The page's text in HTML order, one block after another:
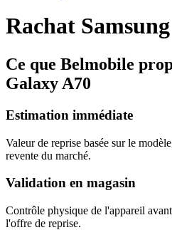
Rachat
Ce que Belmobile
Galaxy A70
Estimation immédiate
Valeur de reprise basée sur le
revente du marché.
Validation en magasin
Contrôle physique de l'appareil
l'offre de reprise.